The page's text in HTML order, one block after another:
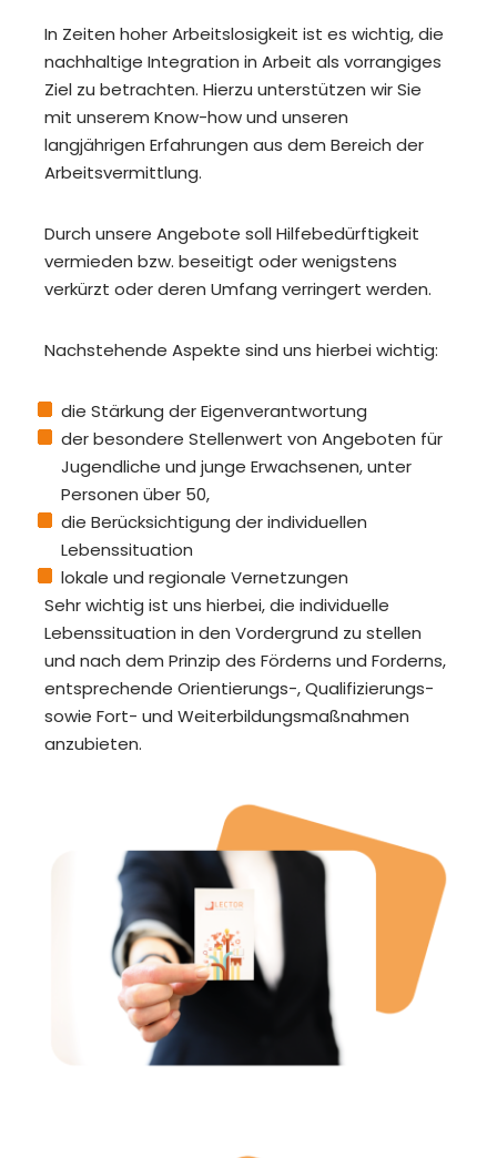
In Zeiten hoher Arbeitslosigkeit ist es wichtig, die
nachhaltige Integration in Arbeit als vorrangiges
Ziel zu betrachten. Hierzu unterstützen wir Sie
mit unserem Know-how und unseren
langjährigen Erfahrungen aus dem Bereich der
Arbeitsvermittlung.
Durch unsere Angebote soll Hilfebedürftigkeit
vermieden bzw. beseitigt oder wenigstens
verkürzt oder deren Umfang verringert werden.
Nachstehende Aspekte sind uns hierbei wichtig:
die Stärkung der Eigenverantwortung
der besondere Stellenwert von Angeboten für
Jugendliche und junge Erwachsenen, unter
Personen über 50,
die Berücksichtigung der individuellen
Lebenssituation
lokale und regionale Vernetzungen
Sehr wichtig ist uns hierbei, die individuelle
Lebenssituation in den Vordergrund zu stellen
und nach dem Prinzip des Förderns und Forderns,
entsprechende Orientierungs-, Qualifizierungs-
sowie Fort- und Weiterbildungsmaßnahmen
anzubieten.